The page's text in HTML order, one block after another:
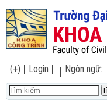
(+) Login Ngôn ngữ: